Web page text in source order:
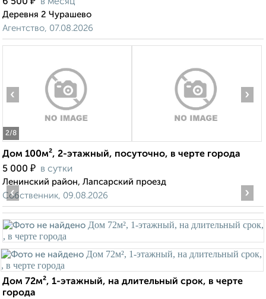
6 500
в месяц
Деревня 2 Чурашево
Агентство, 07.08.2026
2/8
‹ ›
Дом 100м², 2-этажный, посуточно, в черте города
5 000 ₽ в сутки
Ленинский район, Лапсарский проезд
Собственник, 09.08.2026
‹ ›
Дом 72м², 1-этажный, на длительный срок, в черте
города